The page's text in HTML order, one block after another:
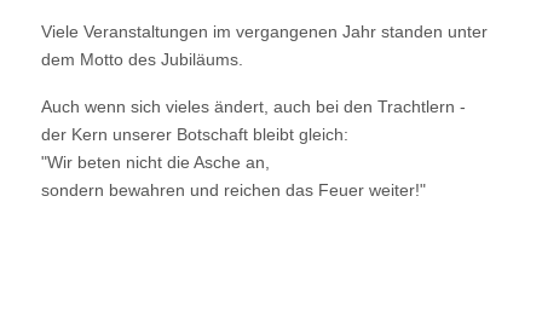
Viele Veranstaltungen im vergangenen Jahr standen unter
dem Motto des Jubiläums.
Auch wenn sich vieles ändert, auch bei den Trachtlern -
der Kern unserer Botschaft bleibt gleich:
"Wir beten nicht die Asche an,
sondern bewahren und reichen das Feuer weiter!"